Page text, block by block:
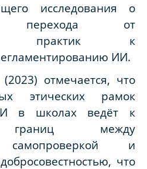
исследования о
перехода от
практик к
ИИ.
отмечается, что
этических рамок
в школах ведёт к
границ между
самопроверкой и
что